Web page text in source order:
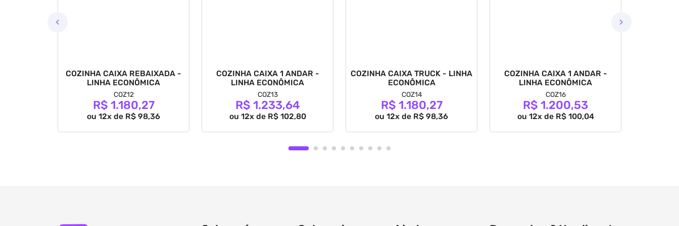
COZINHA CAIXA REBAIXADA -
LINHA ECONÔMICA
COZ12
R$ 1.180,27
ou 12x de R$ 98,36
COZINHA CAIXA 1 ANDAR -
LINHA ECONÔMICA
COZ13
R$ 1.233,64
ou 12x de R$ 102,80
COZINHA CAIXA TRUCK - LINHA
ECONÔMICA
COZ14
R$ 1.180,27
ou 12x de R$ 98,36
COZINHA CAIXA 1 ANDAR -
LINHA ECONÔMICA
COZ16
R$ 1.200,53
ou 12x de R$ 100,04